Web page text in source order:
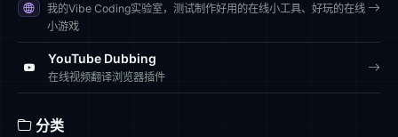
我的Vibe Coding实验室，测试制作好用的在线小工具、好玩的在线
小游戏
YouTube Dubbing
在线视频翻译浏览器插件
分类